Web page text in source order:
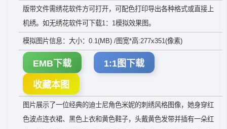
版带文件需绣花软件方可打开，可配色打印导出各种格式或直接上
机绣。如无绣花软件可下载1：1模拟效果图。
模拟图片信息：大小：0.1(MB) /图宽*高:277x351(像素)
EMB下载 1:1图下载
收藏本图
图片展示了一位经典的迪士尼角色米妮的刺绣风格图像，她身穿红
色波点连衣裙、黑色上衣和黄色鞋子，头戴黄色发带并插有一朵红